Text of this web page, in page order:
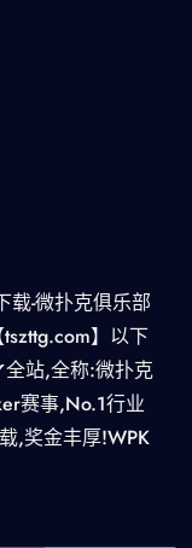
载-微扑克俱乐部
】以下
站,全称:微扑克
赛事,No.1行业
,奖金丰厚!WPK